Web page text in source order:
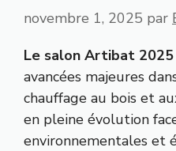
novembre 1, 2025 par
Le salon Artibat 2025
avancées majeures
chauffage au bois et
en pleine évolution
environnementales et